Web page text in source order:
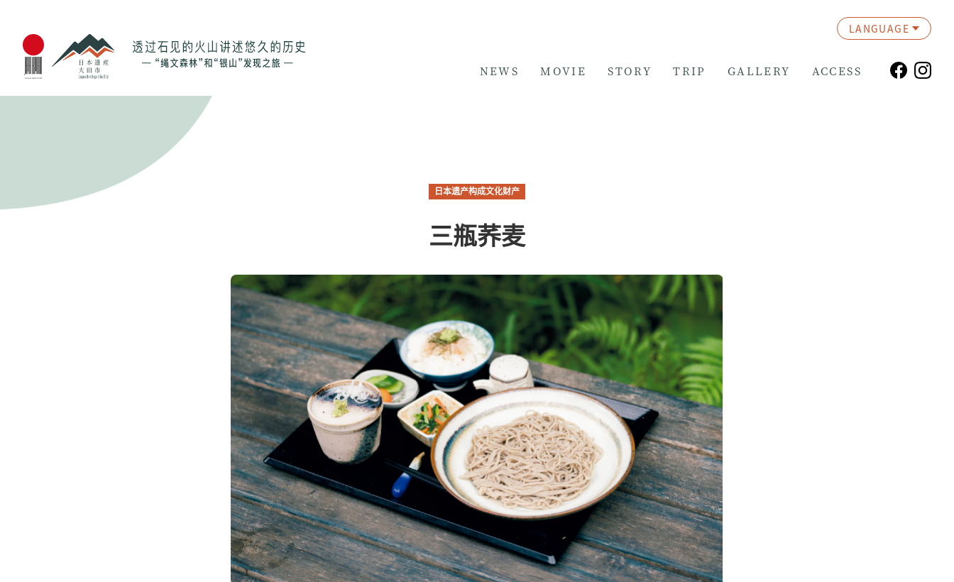
NEWS MOVIE STORY TRIP GALLERY ACCESS
LANGUAGE
日本遗产构成文化财产
三瓶荞麦